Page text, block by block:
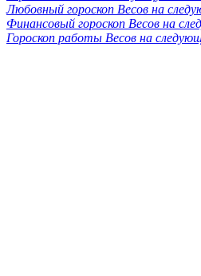
Любовный гороскоп Весов на
Финансовый гороскоп Весов на
Гороскоп работы Весов на